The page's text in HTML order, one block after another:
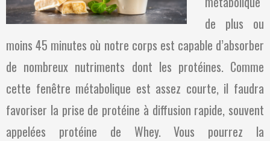
de plus ou
moins 45 minutes où notre corps est capable d’absorber
de nombreux nutriments dont les protéines. Comme
cette fenêtre métabolique est assez courte, il faudra
favoriser la prise de protéine à diffusion rapide, souvent
appelées protéine de Whey. Vous pourrez la